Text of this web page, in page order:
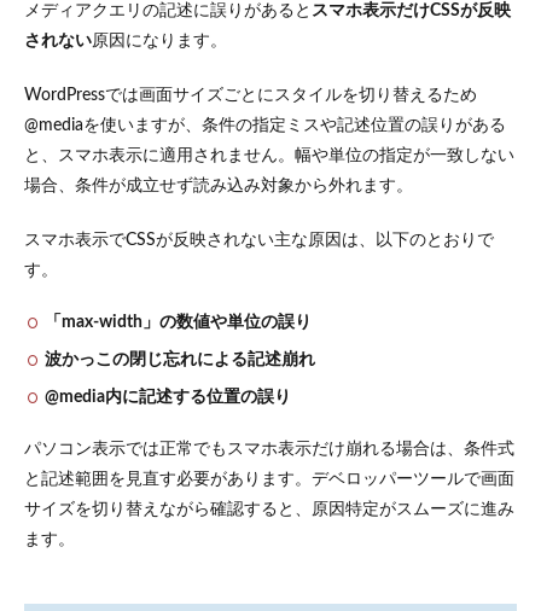
メディアクエリの記述に誤りがあると スマホ表示だけCSSが反映
されない原因になります。
WordPressでは画面サイズごとにスタイルを切り替えるため
@mediaを使いますが、条件の指定ミスや記述位置の誤りがある
と、スマホ表示に適用されません。幅や単位の指定が一致しない
場合、条件が成立せず読み込み対象から外れます。
スマホ表示でCSSが反映されない主な原因は、以下のとおりで
す。
「max-width」の数値や単位の誤り
波かっこの閉じ忘れによる記述崩れ
@media内に記述する位置の誤り
パソコン表示では正常でもスマホ表示だけ崩れる場合は、条件式
と記述範囲を見直す必要があります。デベロッパーツールで画面
サイズを切り替えながら確認すると、原因特定がスムーズに進み
ます。